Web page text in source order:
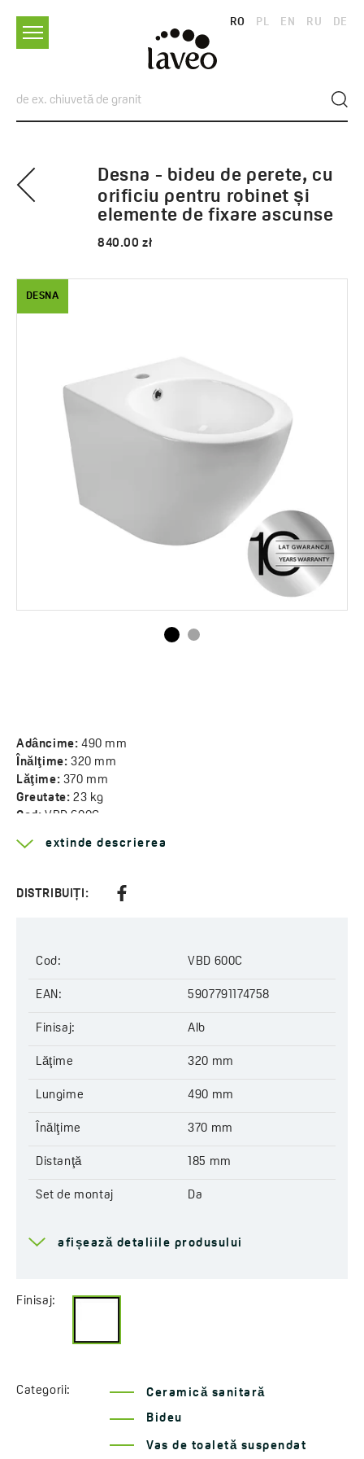
RO PL EN RU DE
Desna - bideu de perete, cu
orificiu pentru robinet și
elemente de fixare ascunse
840.00 zł
DESNA
Adâncime: 490 mm
Înălţime: 320 mm
Lăţime: 370 mm
Greutate: 23 kg
Cod: VBD 600C
extinde descrierea
DISTRIBUIȚI:
Cod: VBD 600C
EAN: 5907791174758
Finisaj: Alb
Lăţime 320 mm
Lungime 490 mm
Înălţime 370 mm
Distanţă 185 mm
Set de montaj Da
garanției
afișează detaliile produsului
Finisaj:
Categorii: Ceramică sanitară
Bideu
Vas de toaletă suspendat